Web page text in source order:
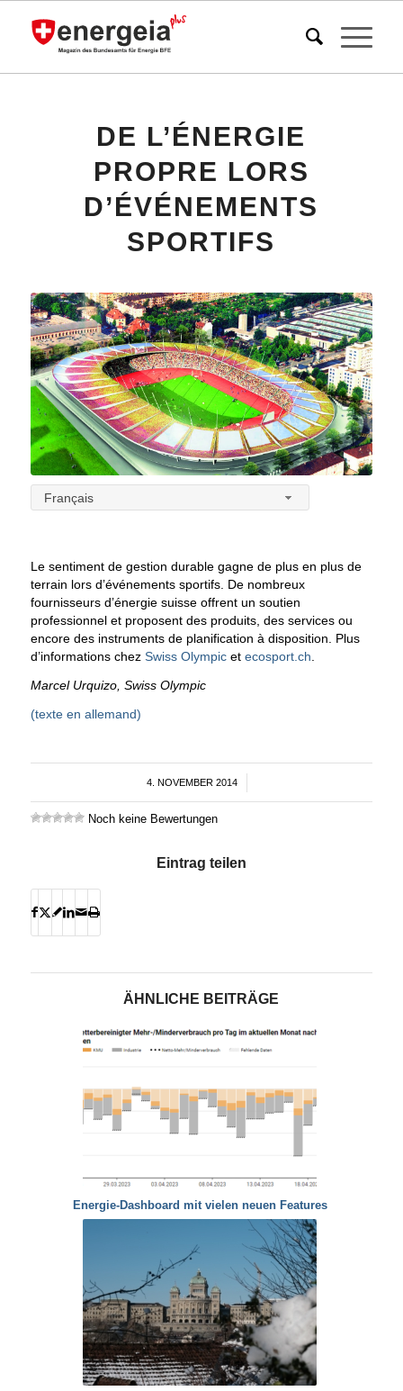
DE L’ÉNERGIE
PROPRE LORS
D’ÉVÉNEMENTS
SPORTIFS
Français
Le sentiment de gestion durable gagne de plus en plus de
terrain lors d’événements sportifs. De nombreux
fournisseurs d’énergie suisse offrent un soutien
professionnel et proposent des produits, des services ou
encore des instruments de planification à disposition. Plus
d’informations chez Swiss Olympicet ecosport.ch.
Marcel Urquizo, Swiss Olympic
(texte en allemand)
4. NOVEMBER 2014
/
Noch keine Bewertungen
Eintrag teilen
ÄHNLICHE BEITRÄGE
Energie-Dashboard mit vielen neuen Features